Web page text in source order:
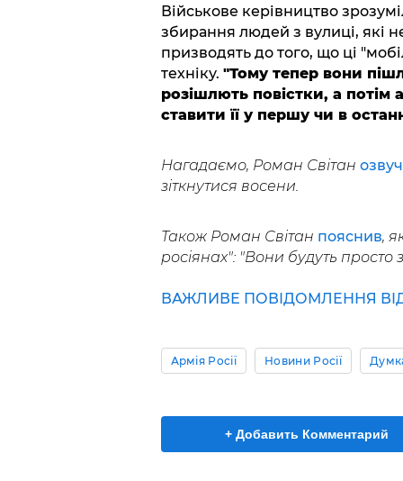
Військове керівництво
збирання людей з вулиці, які
призводять до того, що ці
техніку. "Тому тепер вони
розішлють повістки, а потім
ставити її у першу чи в
Нагадаємо, Роман Світан
зіткнутися восени.
Також Роман Світан пояснив,
росіянах": "Вони будуть
ВАЖЛИВЕ ПОВІДОМЛЕННЯ ВІД
Армія Росії Новини Росії
+ Добавить Комментарий